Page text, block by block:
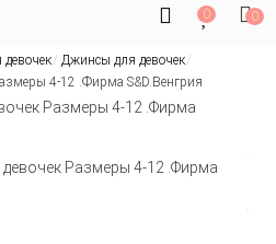
0 0
Джинсы для девочек
4-12 .Фирма S&D.Венгрия